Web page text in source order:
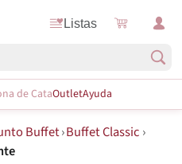
Listas
de CataOutletAyuda
Buffet›Buffet Classic ›